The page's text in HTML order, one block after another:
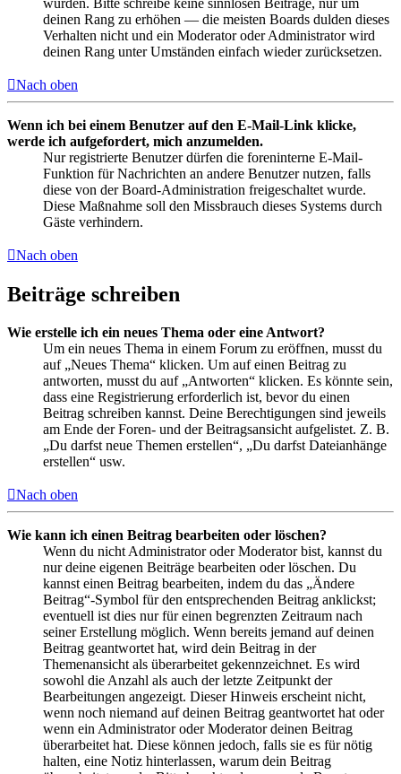
wurden. Bitte schreibe keine sinnlosen Beiträge, nur um
deinen Rang zu erhöhen — die meisten Boards dulden dieses
Verhalten nicht und ein Moderator oder Administrator wird
deinen Rang unter Umständen einfach wieder zurücksetzen.
Nach oben
Wenn ich bei einem Benutzer auf den E-Mail-Link klicke,
werde ich aufgefordert, mich anzumelden.
Nur registrierte Benutzer dürfen die foreninterne E-Mail-
Funktion für Nachrichten an andere Benutzer nutzen, falls
diese von der Board-Administration freigeschaltet wurde.
Diese Maßnahme soll den Missbrauch dieses Systems durch
Gäste verhindern.
Nach oben
Beiträge schreiben
Wie erstelle ich ein neues Thema oder eine Antwort?
Um ein neues Thema in einem Forum zu eröffnen, musst du
auf „Neues Thema“ klicken. Um auf einen Beitrag zu
antworten, musst du auf „Antworten“ klicken. Es könnte sein,
dass eine Registrierung erforderlich ist, bevor du einen
Beitrag schreiben kannst. Deine Berechtigungen sind jeweils
am Ende der Foren- und der Beitragsansicht aufgelistet. Z. B.
„Du darfst neue Themen erstellen“, „Du darfst Dateianhänge
erstellen“ usw.
Nach oben
Wie kann ich einen Beitrag bearbeiten oder löschen?
Wenn du nicht Administrator oder Moderator bist, kannst du
nur deine eigenen Beiträge bearbeiten oder löschen. Du
kannst einen Beitrag bearbeiten, indem du das „Ändere
Beitrag“-Symbol für den entsprechenden Beitrag anklickst;
eventuell ist dies nur für einen begrenzten Zeitraum nach
seiner Erstellung möglich. Wenn bereits jemand auf deinen
Beitrag geantwortet hat, wird dein Beitrag in der
Themenansicht als überarbeitet gekennzeichnet. Es wird
sowohl die Anzahl als auch der letzte Zeitpunkt der
Bearbeitungen angezeigt. Dieser Hinweis erscheint nicht,
wenn noch niemand auf deinen Beitrag geantwortet hat oder
wenn ein Administrator oder Moderator deinen Beitrag
überarbeitet hat. Diese können jedoch, falls sie es für nötig
halten, eine Notiz hinterlassen, warum dein Beitrag